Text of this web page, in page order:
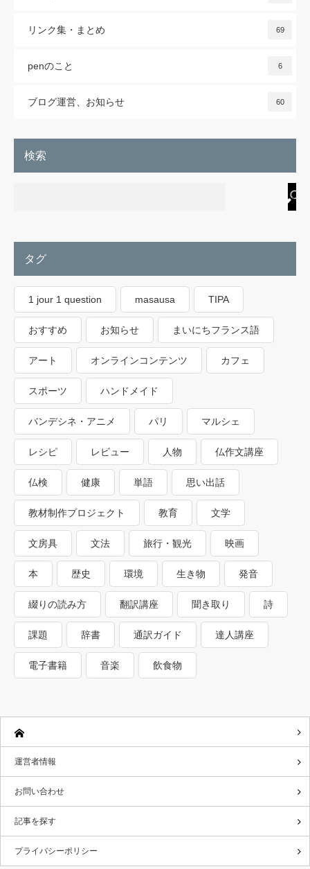
リンク集・まとめ 69
penのこと 6
ブログ運営、お知らせ 60
検索
タグ
1 jour 1 question masausa TIPA
おすすめ お知らせ まいにちフランス語
アート オンラインコンテンツ カフェ
スポーツ ハンドメイド
バンデシネ・アニメ パリ マルシェ
レシピ レビュー 人物 仏作文講座
仏検 健康 単語 思い出話
教材制作プロジェクト 教育 文学
文房具 文法 旅行・観光 映画
本 歴史 環境 生き物 発音
綴りの読み方 翻訳講座 聞き取り 詩
課題 辞書 通訳ガイド 達人講座
電子書籍 音楽 飲食物
運営者情報
お問い合わせ
記事を探す
プライバシーポリシー